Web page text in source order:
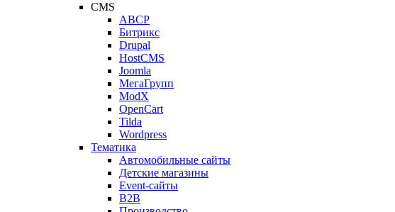
CMS
ABCP
Битрикс
Drupal
HostCMS
Joomla
МегаГрупп
ModX
OpenCart
Tilda
Wordpress
Тематика
Автомобильные сайты
Детские магазины
Event-сайты
B2B